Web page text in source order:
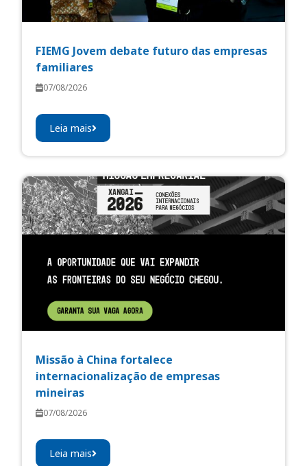
FIEMG Jovem debate futuro das empresas
familiares
07/08/2026
Leia mais
Missão à China fortalece
internacionalização de empresas
mineiras
07/08/2026
Leia mais